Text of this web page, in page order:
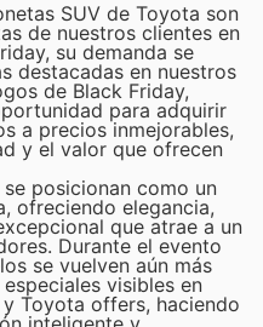
SUV de Toyota son
de nuestros clientes en
su demanda se
destacadas en nuestros
de Black Friday,
para adquirir
a precios inmejorables,
y el valor que ofrecen
posicionan como un
ofreciendo elegancia,
que atrae a un
Durante el evento
se vuelven aún más
visibles en
Toyota offers, haciendo